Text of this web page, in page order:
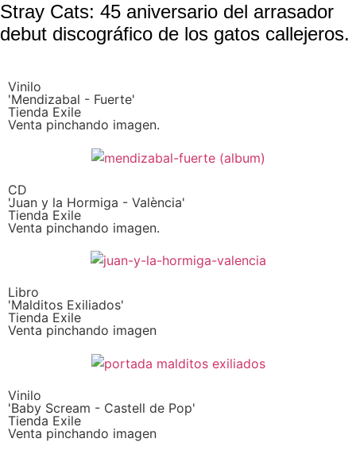
Stray Cats: 45 aniversario del arrasador
debut discográfico de los gatos callejeros.
Vinilo
'Mendizabal - Fuerte'
Tienda Exile
Venta pinchando imagen.
CD
'Juan y la Hormiga - València'
Tienda Exile
Venta pinchando imagen.
Libro
'Malditos Exiliados'
Tienda Exile
Venta pinchando imagen
Vinilo
'Baby Scream - Castell de Pop'
Tienda Exile
Venta pinchando imagen